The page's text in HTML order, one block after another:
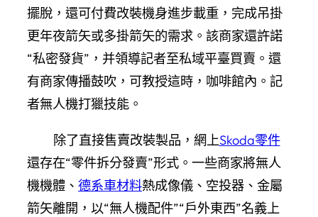
擺脫，還可付費改裝機身進步載重，完成吊掛
更年夜箭矢或多掛箭矢的需求。該商家還許諾
“私密發貨”，并領導記者至私域平臺買賣。還
有商家傳播鼓吹，可教授這時，咖啡館內。記
者無人機打獵技能。
除了直接售賣改裝製品，網上Skoda零件
還存在“零件拆分發賣”形式。一些商家將無人
機機體、 德系車材料熱成像儀、空投器、金屬
箭矢離開，以“無人機配件”“戶外東西”名義上